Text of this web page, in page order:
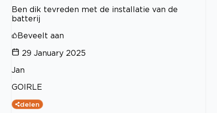
Ben dik tevreden met de installatie van de
batterij
Beveelt aan
29 January 2025
Jan
GOIRLE
delen